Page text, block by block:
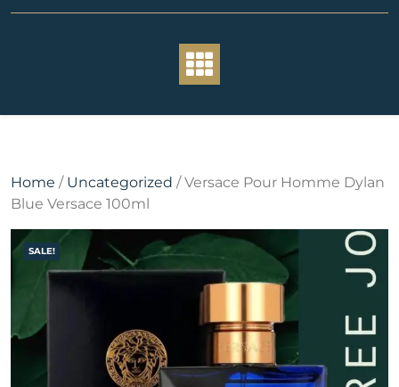
Home / Uncategorized / Versace Pour Homme Dylan
Blue Versace 100ml
SALE!